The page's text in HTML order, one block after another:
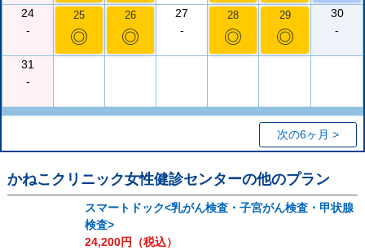
24
-
25
◎
26
◎
27
-
28
◎
29
◎
30
-
31
-
次の6ヶ月 >
かねこクリニック女性健診センターの他のプラン
スマートドック<乳がん検査・子宮がん検査・甲状腺
検査>
24,200円（税込）